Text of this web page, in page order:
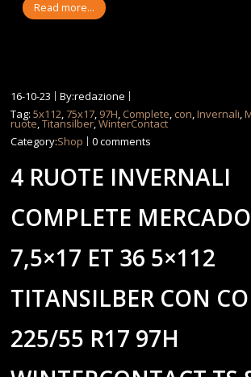
Read more...
16-10-23
By:redazione
Tag:5x112,75x17, 97H, Complete, con,Invernali,
ruote,Titansilber,WinterContact
Category:Shop 0 comments
4 RUOTE INVERNALI
COMPLETE
7,5×17 ET 36 5×112
TITANSILBER CON
225/55 R17 97H